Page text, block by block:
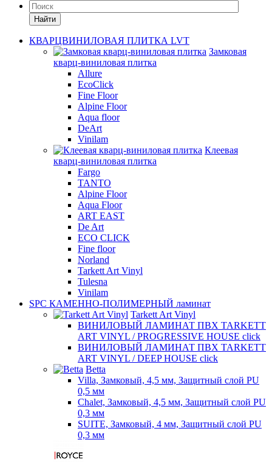
Найти
КВАРЦВИНИЛОВАЯ ПЛИТКА LVT
Замковая
кварц-виниловая плитка
Allure
EcoClick
Fine Floor
Alpine Floor
Aqua floor
DeArt
Vinilam
Клеевая
кварц-виниловая плитка
Fargo
TANTO
Alpine Floor
Aqua Floor
ART EAST
De Art
ECO CLICK
Fine floor
Norland
Tarkett Art Vinyl
Tulesna
Vinilam
SPC КАМЕННО-ПОЛИМЕРНЫЙ ламинат
Tarkett Art Vinyl
ВИНИЛОВЫЙ ЛАМИНАТ ПВХ TARKETT
ART VINYL / PROGRESSIVE HOUSE click
ВИНИЛОВЫЙ ЛАМИНАТ ПВХ TARKETT
ART VINYL / DEEP HOUSE click
Betta
Villa, Замковый, 4,5 мм, Защитный слой PU
0,5 мм
Chalet, Замковый, 4,5 мм, Защитный слой PU
0,3 мм
SUITE, Замковый, 4 мм, Защитный слой PU
0,3 мм